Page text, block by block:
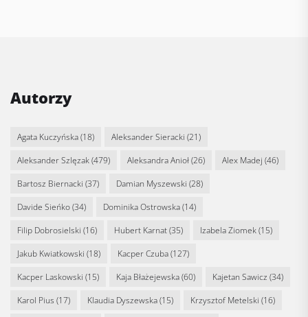
Autorzy
Agata Kuczyńska(18) Aleksander Sieracki (21)
Aleksander Szlęzak(479) Aleksandra Anioł(26) Alex Madej (46)
Bartosz Biernacki (37) Damian Myszewski (28)
Davide Sieńko(34) Dominika Ostrowska(14)
Filip Dobrosielski (16) Hubert Karnat(35) Izabela Ziomek(15)
Jakub Kwiatkowski (18) Kacper Czuba(127)
Kacper Laskowski (15) Kaja Błażejewska(60) Kajetan Sawicz (34)
Karol Pius (17) Klaudia Dyszewska(15) Krzysztof Metelski (16)